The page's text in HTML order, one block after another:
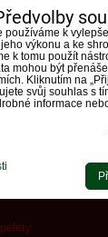
osobních
reklamační řád
údajů a
od smlouvy
používáme k
výkonu a ke
k tomu použít
mohou být
Kliknutím na
svůj souhlas s
informace